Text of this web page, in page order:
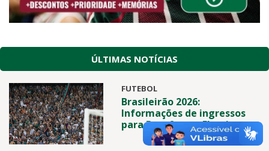
ÚLTIMAS NOTÍCIAS
FUTEBOL
Brasileirão 2026:
Informações de ingressos
para Botafogo x Fluminense